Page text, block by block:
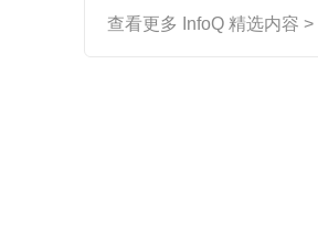
查看更多 InfoQ 精选内容 >